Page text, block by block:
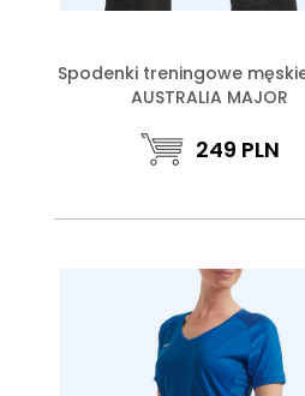
Spodenki treningowe męskie
AUSTRALIA MAJOR
249 PLN